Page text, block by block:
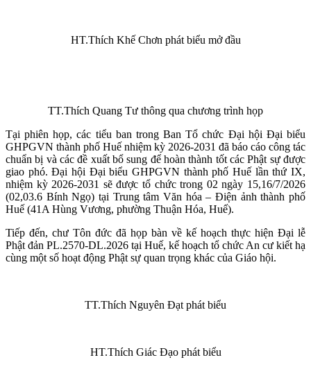
HT.Thích Khế Chơn phát biểu mở đầu
TT.Thích Quang Tư thông qua chương trình họp
Tại phiên họp, các tiểu ban trong Ban Tổ chức Đại hội Đại biểu
GHPGVN thành phố Huế nhiệm kỳ 2026-2031 đã báo cáo công tác
chuẩn bị và các đề xuất bổ sung để hoàn thành tốt các Phật sự được
giao phó. Đại hội Đại biểu GHPGVN thành phố Huế lần thứ IX,
nhiệm kỳ 2026-2031 sẽ được tổ chức trong 02 ngày 15,16/7/2026
(02,03.6 Bính Ngọ) tại Trung tâm Văn hóa – Điện ảnh thành phố
Huế (41A Hùng Vương, phường Thuận Hóa, Huế).
Tiếp đến, chư Tôn đức đã họp bàn về kế hoạch thực hiện Đại lễ
Phật đản PL.2570-DL.2026 tại Huế, kế hoạch tổ chức An cư kiết hạ
cùng một số hoạt động Phật sự quan trọng khác của Giáo hội.
TT.Thích Nguyên Đạt phát biểu
HT.Thích Giác Đạo phát biểu